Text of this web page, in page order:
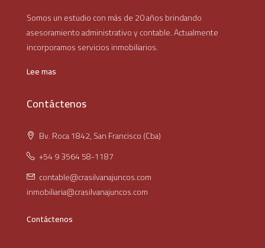
Somos un estudio con más de 20 años brindando
asesoramiento administrativo y contable. Actualmente
incorporamos servicios inmobiliarios.
Lee mas
Contáctenos
Bv. Roca 1842, San Francisco (Cba)
+54 9 3564 58-1187
contable@crasilvanajuncos.com
inmobiliaria@crasilvanajuncos.com
Contáctenos